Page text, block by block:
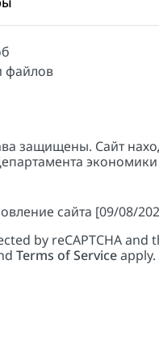
файлов
защищены. Сайт
экономики
сайта [09/08/
by reCAPTCHA and
Terms of Serviceapply.